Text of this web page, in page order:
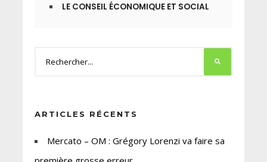
LE CONSEIL ÉCONOMIQUE ET SOCIAL
ARTICLES RÉCENTS
Mercato – OM : Grégory Lorenzi va faire sa